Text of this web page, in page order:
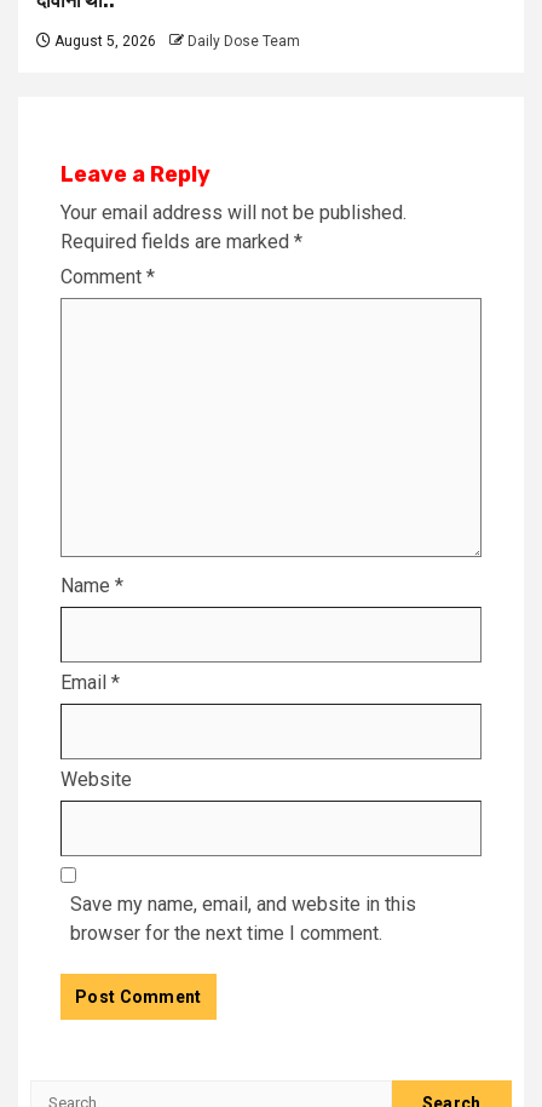
August 5, 2026 Daily Dose Team
Leave a Reply
Your email address will not be published.
Required fields are marked *
Comment *
Name *
Email *
Website
Save my name, email, and website in this
browser for the next time I comment.